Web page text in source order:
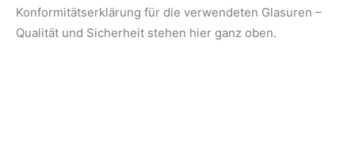
Konformitätserklärung für die verwendeten Glasuren –
Qualität und Sicherheit stehen hier ganz oben.